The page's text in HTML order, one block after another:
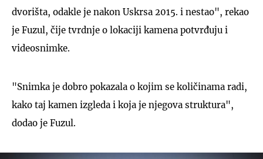
dvorišta, odakle je nakon Uskrsa 2015. i nestao", rekao
je Fuzul, čije tvrdnje o lokaciji kamena potvrđuju i
videosnimke.
"Snimka je dobro pokazala o kojim se količinama radi,
kako taj kamen izgleda i koja je njegova struktura",
dodao je Fuzul.